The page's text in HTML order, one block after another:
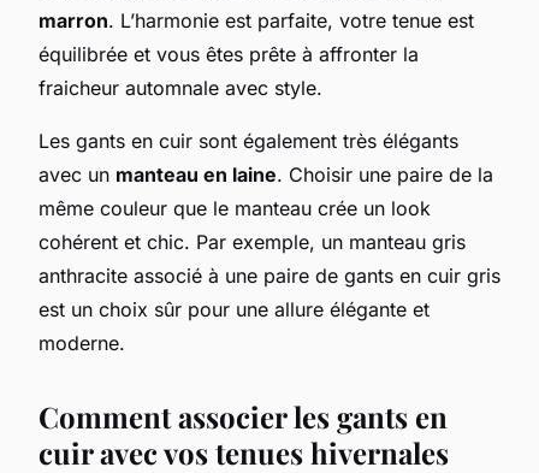
marron. L’harmonie est parfaite, votre tenue est
équilibrée et vous êtes prête à affronter la
fraicheur automnale avec style.
Les gants en cuir sont également très élégants
avec un manteau en laine. Choisir une paire de la
même couleur que le manteau crée un look
cohérent et chic. Par exemple, un manteau gris
anthracite associé à une paire de gants en cuir gris
est un choix sûr pour une allure élégante et
moderne.
Comment associer les gants en
cuir avec vos tenues hivernales